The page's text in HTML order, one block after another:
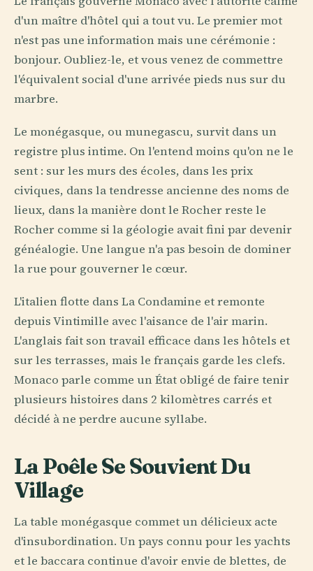
d'un maître d'hôtel qui a tout vu. Le premier mot
n'est pas une information mais une cérémonie :
bonjour. Oubliez-le, et vous venez de commettre
l'équivalent social d'une arrivée pieds nus sur du
marbre.
Le monégasque, ou munegascu, survit dans un
registre plus intime. On l'entend moins qu'on ne le
sent : sur les murs des écoles, dans les prix
civiques, dans la tendresse ancienne des noms de
lieux, dans la manière dont le Rocher reste le
Rocher comme si la géologie avait fini par devenir
généalogie. Une langue n'a pas besoin de dominer
la rue pour gouverner le cœur.
L'italien flotte dans La Condamine et remonte
depuis Vintimille avec l'aisance de l'air marin.
L'anglais fait son travail efficace dans les hôtels et
sur les terrasses, mais le français garde les clefs.
Monaco parle comme un État obligé de faire tenir
plusieurs histoires dans 2 kilomètres carrés et
décidé à ne perdre aucune syllabe.
La Poêle Se Souvient Du
Village
La table monégasque commet un délicieux acte
d'insubordination. Un pays connu pour les yachts
et le baccara continue d'avoir envie de blettes, de